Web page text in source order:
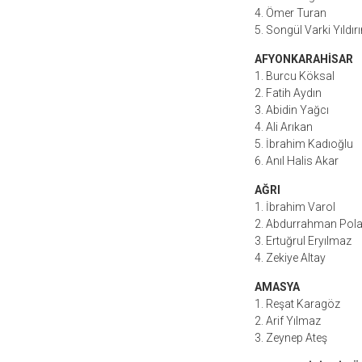
4. Ömer Turan
5. Songül Varki
AFYONKARAHİSAR
1. Burcu Köksal
2. Fatih Aydın
3. Abidin Yağcı
4. Ali Arıkan
5. İbrahim Kadıoğlu
6. Anıl Halis Akar
AĞRI
1. İbrahim Varol
2. Abdurrahman
3. Ertuğrul Eryılmaz
4. Zekiye Altay
AMASYA
1. Reşat Karagöz
2. Arif Yılmaz
3. Zeynep Ateş